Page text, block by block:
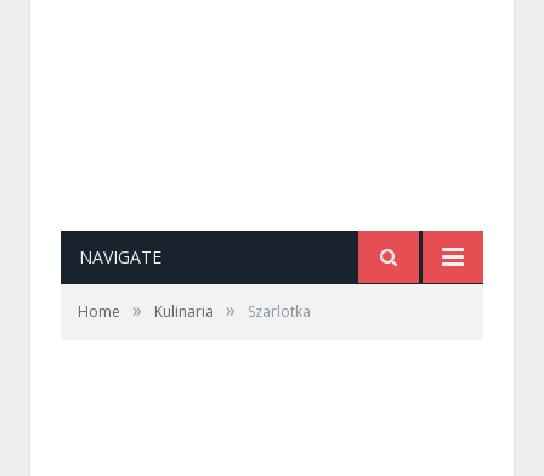
NAVIGATE
Home » Kulinaria » Szarlotka